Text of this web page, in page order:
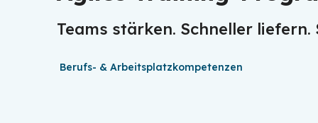
Teams stärken. Schneller
Berufs- & Arbeitsplatzkompetenzen